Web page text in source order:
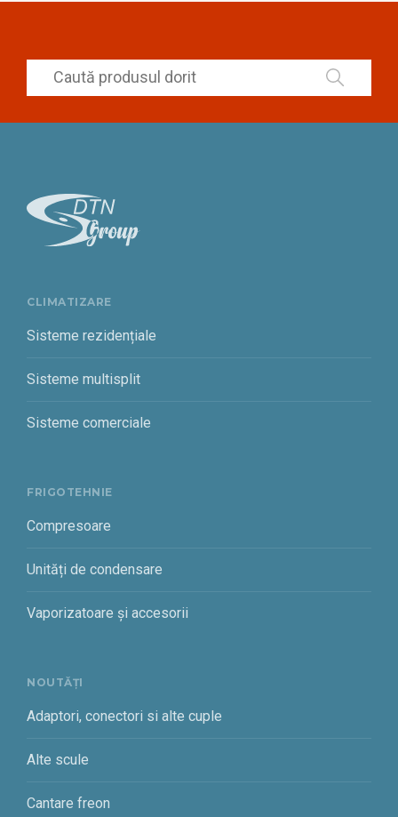
CLIMATIZARE
Sisteme rezidențiale
Sisteme multisplit
Sisteme comerciale
FRIGOTEHNIE
Compresoare
Unități de condensare
Vaporizatoare și accesorii
NOUTĂȚI
Adaptori, conectori si alte cuple
Alte scule
Cantare freon